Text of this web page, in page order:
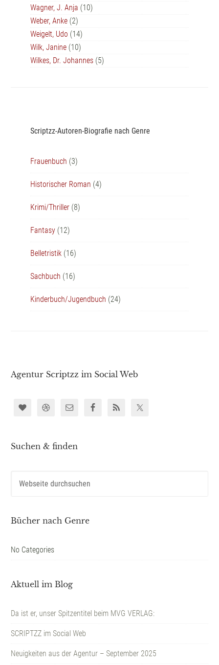
Wagner, J. Anja (10)
Weber, Anke (2)
Weigelt, Udo (14)
Wilk, Janine (10)
Wilkes, Dr. Johannes (5)
Scriptzz-Autoren-Biografie nach Genre
Frauenbuch (3)
Historischer Roman (4)
Krimi/Thriller (8)
Fantasy (12)
Belletristik (16)
Sachbuch (16)
Kinderbuch/Jugendbuch (24)
Agentur Scriptzz im Social Web
Suchen & finden
Bücher nach Genre
No Categories
Aktuell im Blog
Da ist er, unser Spitzentitel beim MVG VERLAG:
SCRIPTZZ im Social Web
Neuigkeiten aus der Agentur – September 2025